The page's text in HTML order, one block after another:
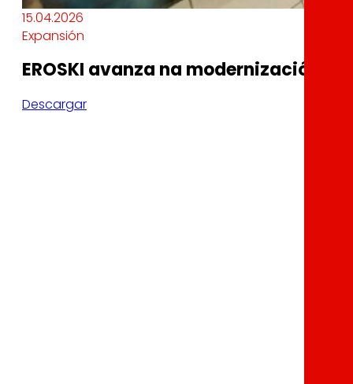
15.04.2026
Expansión
EROSKI avanza na modernización
Descargar